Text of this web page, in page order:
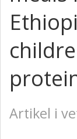
Artikel i